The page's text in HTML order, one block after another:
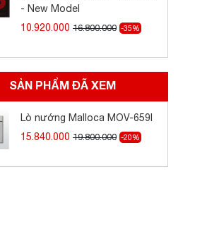
- New Model
10.920.000 16.800.000 -35%
SẢN PHẨM ĐÃ XEM
Lò nướng Malloca MOV-659I
15.840.000 19.800.000 -20%